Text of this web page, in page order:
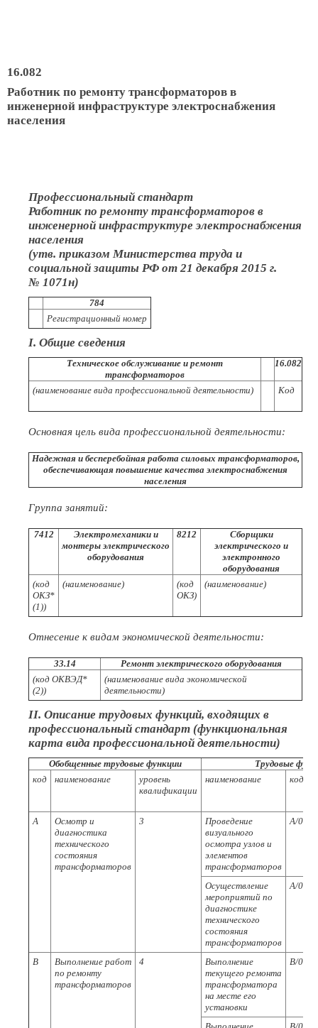
16.082
Работник по ремонту трансформаторов в
инженерной инфраструктуре электроснабжения
населения
Профессиональный стандарт
Работник по ремонту трансформаторов в
инженерной инфраструктуре электроснабжения
населения
(утв. приказом Министерства труда и
социальной защиты РФ от 21 декабря 2015 г.
№ 1071н)
784
Регистрационный номер
I. Общие сведения
Техническое обслуживание и ремонт
трансформаторов
16.082
(наименование вида профессиональной деятельности) Код
Основная цель вида профессиональной деятельности:
Надежная и бесперебойная работа силовых трансформаторов,
обеспечивающая повышение качества электроснабжения
населения
Группа занятий:
7412
Электромеханики и
монтеры электрического
оборудования
8212
Сборщики
электрического и
электронного
оборудования
(код
ОКЗ*
(1))
(наименование)
(код
ОКЗ)
(наименование)
Отнесение к видам экономической деятельности:
33.14
Ремонт электрического оборудования
(код ОКВЭД*
(2))
(наименование вида экономической
деятельности)
II. Описание трудовых функций, входящих в
профессиональный стандарт (функциональная
карта вида профессиональной деятельности)
Обобщенные трудовые функции
Трудовые
код
наименование
уровень
квалификации
наименование код
А
Осмотр и
диагностика
технического
состояния
трансформаторов
3
Проведение
визуального
осмотра узлов и
элементов
трансформаторов
А/01.3
Осуществление
мероприятий по
диагностике
технического
состояния
трансформаторов
А/02.3
В
Выполнение работ
по ремонту
трансформаторов
4
Выполнение
текущего ремонта
трансформатора
на месте его
установки
В/01.4